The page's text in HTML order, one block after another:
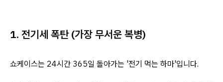
1. 전기세 폭탄 (가장 무서운 복병)
쇼케이스는 24시간 365일 돌아가는 '전기 먹는 하마'입니다.